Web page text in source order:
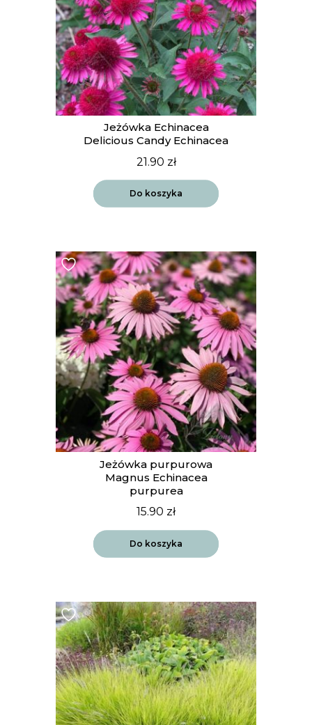
Jeżówka Echinacea
Delicious Candy Echinacea
21.90 zł
Do koszyka
Jeżówka purpurowa
Magnus Echinacea
purpurea
15.90 zł
Do koszyka